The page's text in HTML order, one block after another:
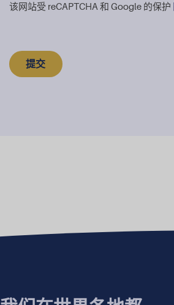
该网站受 reCAPTCHA 和 Google 的保护
证
码